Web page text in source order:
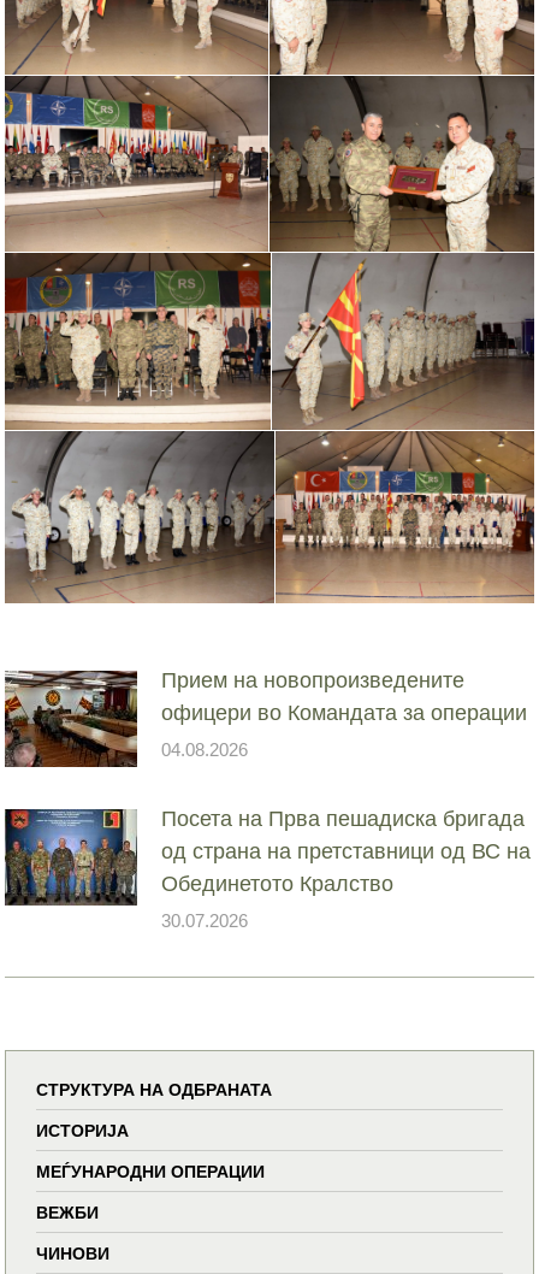
Прием на новопроизведените
офицери во Командата за операции
04.08.2026
Посета на Прва пешадиска бригада
од страна на претставници од ВС на
Обединетото Кралство
30.07.2026
СТРУКТУРА НА ОДБРАНАТА
ИСТОРИЈА
МЕЃУНАРОДНИ ОПЕРАЦИИ
ВЕЖБИ
ЧИНОВИ